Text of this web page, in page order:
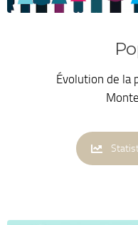
Évolution de la